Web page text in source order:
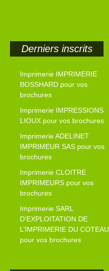
Derniers inscrits
Imprimerie IMPRIMERIE
BOSSHARD pour vos
brochures
Imprimerie IMPRESSIONS
LIOUX pour vos brochures
Imprimerie ADELINET
IMPRIMEUR SAS pour vos
brochures
Imprimerie CLOITRE
IMPRIMEURS pour vos
brochures
Imprimerie SARL
D’EXPLOITATION DE
L’IMPRIMERIE DU COTEAU
pour vos brochures